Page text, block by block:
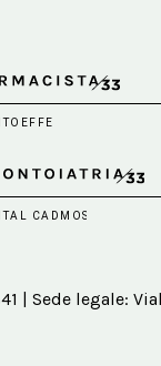
| Sede legale: